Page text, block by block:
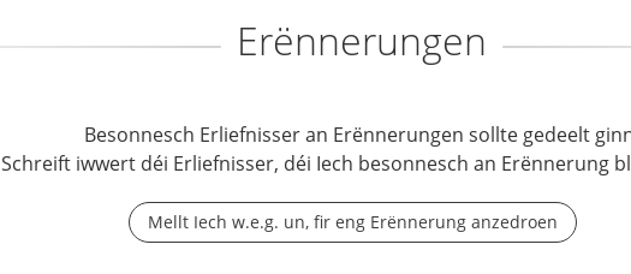
Erënnerungen
Besonnesch Erliefnisser an Erënnerungen sollte gedeelt
Schreift iwwert déi Erliefnisser, déi Iech besonnesch an Erënnerung
Mellt Iech w.e.g. un, fir eng Erënnerung anzedroen